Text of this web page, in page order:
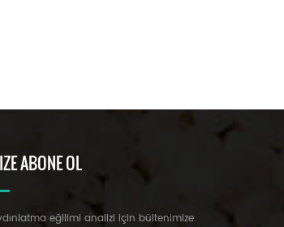
ABONE OL
eğilimi analizi için bültenimize